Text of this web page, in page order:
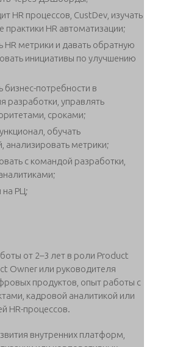
HR процессов, CustDev, изучать
практики HR автоматизации;
HR метрики и давать обратную
инициативы по улучшению
бизнес-потребности в
разработки, управлять
сроками;
обучать
анализировать метрики;
с командой разработки,
на РЦ;
от 2–3 лет в роли Product
Owner или руководителя
продуктов, опыт работы с
кадровой аналитикой или
HR-процессов.
внутренних платформ,